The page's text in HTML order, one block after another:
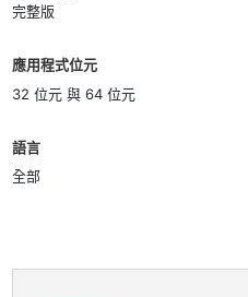
完整版
應用程式位元
32 位元 與 64 位元
語言
全部